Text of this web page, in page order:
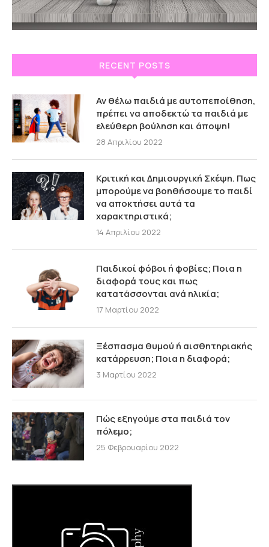
RECENT POSTS
Αν θέλω παιδιά με αυτοπεποίθηση,
πρέπει να αποδεκτώ τα παιδιά με
ελεύθερη βούληση και άποψη!
28 Απριλίου 2022
Κριτική και Δημιουργική Σκέψη. Πως
μπορούμε να βοηθήσουμε το παιδί
να αποκτήσει αυτά τα
χαρακτηριστικά;
14 Απριλίου 2022
Παιδικοί φόβοι ή φοβίες; Ποια η
διαφορά τους και πως
κατατάσσονται ανά ηλικία;
17 Μαρτίου 2022
Ξέσπασμα θυμού ή αισθητηριακής
κατάρρευση; Ποια η διαφορά;
3 Μαρτίου 2022
Πώς εξηγούμε στα παιδιά τον
πόλεμο;
25 Φεβρουαρίου 2022